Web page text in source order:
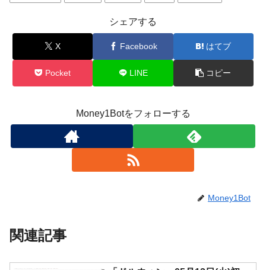
シェアする
X Facebook はてブ
Pocket LINE コピー
Money1Botをフォローする
Money1Bot
関連記事